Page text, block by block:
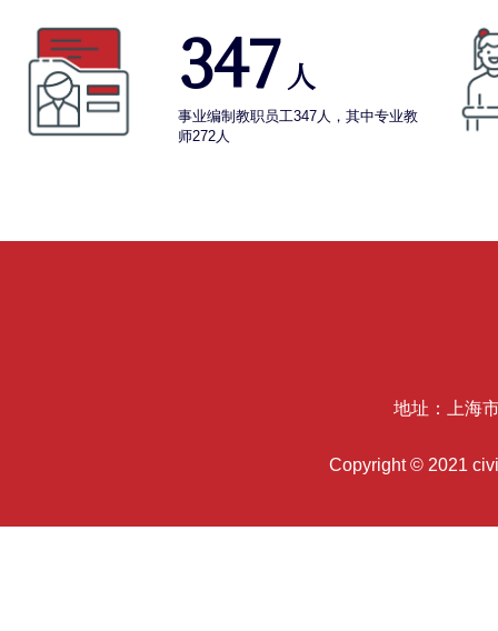
347 人
事业编制教职员工347人，其中专业教
师272人
地址：上海
Copyright © 2021